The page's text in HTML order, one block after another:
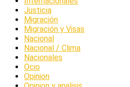
Justicia
Migración
Migración y Visas
Nacional
Nacional / Clima
Nacionales
Ocio
Opinion